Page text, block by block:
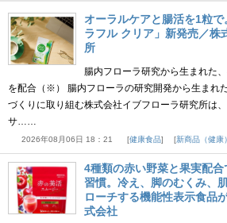
オーラルケアと腸活を1粒
ラフル クリア」新発売／株
所
腸内フローラ研究から生まれた
を配合（※） 腸内フローラの研究開発から生まれ
づくりに取り組む株式会社イブフローラ研究所は
サ……
2026年08月06日 18：21 健康食品 新商品（健康）
4種類の赤い野菜と果実配
習慣。冷え、脚のむくみ、
ローチする機能性表示食品
式会社